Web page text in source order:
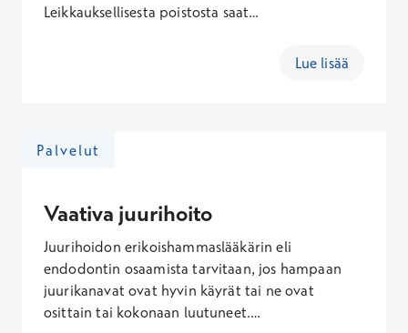
Leikkauksellisesta poistosta saat
Leikkauksellisen hampaan poiston kokonaishinta
– 1189,10 € (sunnuntaisin). Hinta määräytyy
Lue lisää
Palvelut
Vaativa juurihoito
Juurihoidon erikoishammaslääkärin eli
endodontin osaamista tarvitaan, jos hampaan
juurikanavat ovat hyvin käyrät tai ne ovat
osittain tai kokonaan luutuneet.